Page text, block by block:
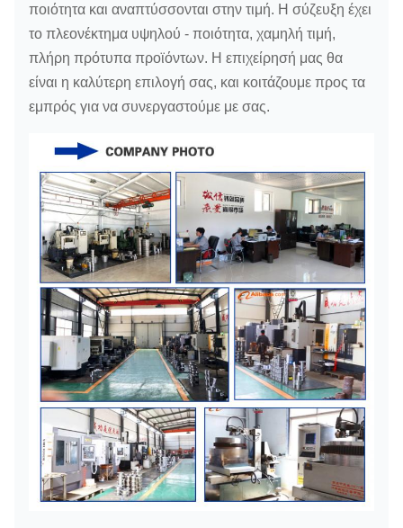
ποιότητα και αναπτύσσονται στην τιμή. Η σύζευξη έχει
το πλεονέκτημα υψηλού - ποιότητα, χαμηλή τιμή,
πλήρη πρότυπα προϊόντων. Η επιχείρησή μας θα
είναι η καλύτερη επιλογή σας, και κοιτάζουμε προς τα
εμπρός για να συνεργαστούμε με σας.